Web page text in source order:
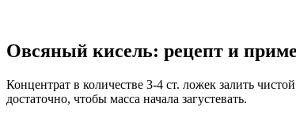
Овсяный кисель: рецепт и
Концентрат в количестве 3-4 ст. ложек залить
достаточно, чтобы масса начала загустевать.